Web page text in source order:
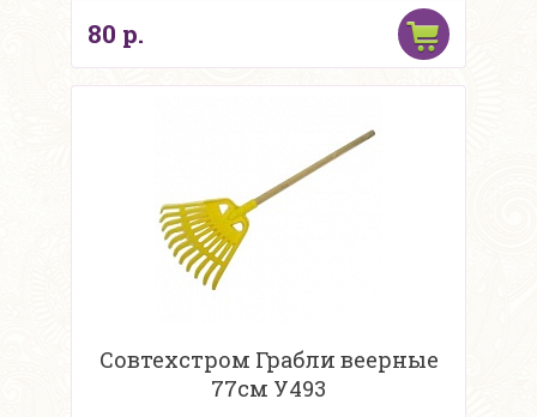
80 р.
Совтехстром Грабли веерные
77см У493